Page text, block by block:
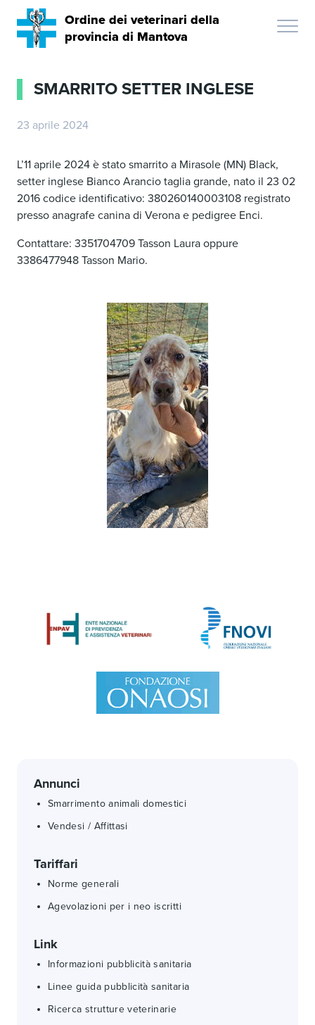
Ordine dei veterinari della
provincia di Mantova
SMARRITO SETTER INGLESE
23 aprile 2024
L’11 aprile 2024 è stato smarrito a Mirasole (MN) Black,
setter inglese Bianco Arancio taglia grande, nato il 23 02
2016 codice identificativo: 380260140003108 registrato
presso anagrafe canina di Verona e pedigree Enci.
Contattare: 3351704709 Tasson Laura oppure
3386477948 Tasson Mario.
Annunci
Smarrimento animali domestici
Vendesi / Affittasi
Tariffari
Norme generali
Agevolazioni per i neo iscritti
Link
Informazioni pubblicità sanitaria
Linee guida pubblicità sanitaria
Ricerca strutture veterinarie